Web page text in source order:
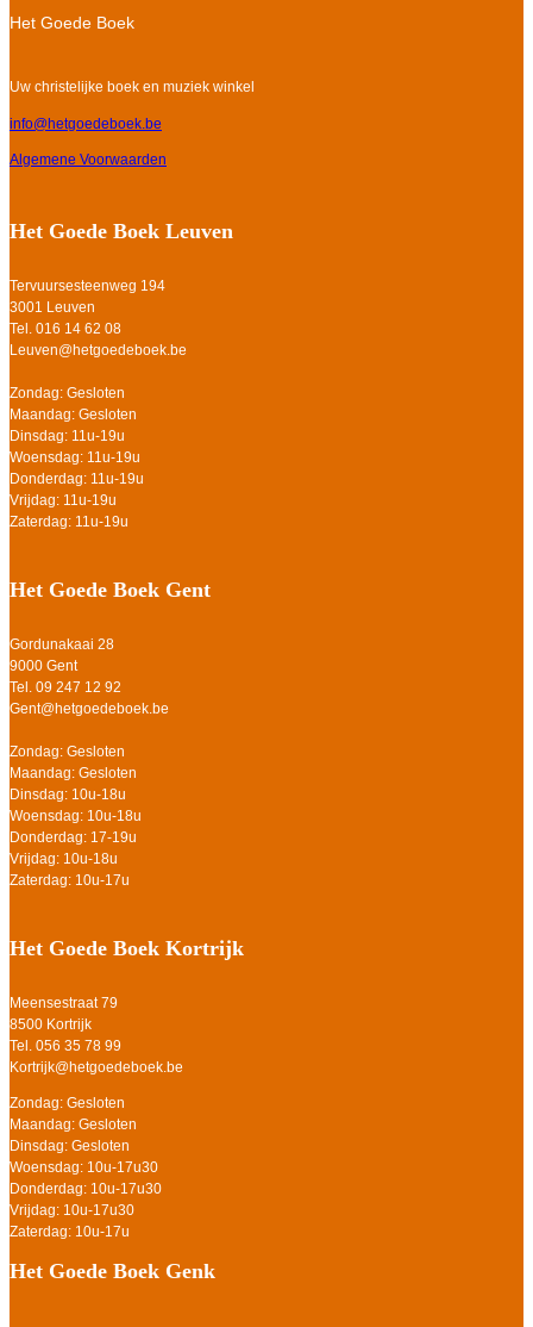
Het Goede Boek
Uw christelijke boek en muziek winkel
info@hetgoedeboek.be
Algemene Voorwaarden
Het Goede Boek Leuven
Tervuursesteenweg 194
3001 Leuven
Tel. 016 14 62 08
Leuven@hetgoedeboek.be
Zondag: Gesloten
Maandag: Gesloten
Dinsdag: 11u-19u
Woensdag: 11u-19u
Donderdag: 11u-19u
Vrijdag: 11u-19u
Zaterdag: 11u-19u
Het Goede Boek Gent
Gordunakaai 28
9000 Gent
Tel. 09 247 12 92
Gent@hetgoedeboek.be
Zondag: Gesloten
Maandag: Gesloten
Dinsdag: 10u-18u
Woensdag: 10u-18u
Donderdag: 17-19u
Vrijdag: 10u-18u
Zaterdag: 10u-17u
Het Goede Boek Kortrijk
Meensestraat 79
8500 Kortrijk
Tel. 056 35 78 99
Kortrijk@hetgoedeboek.be
Zondag: Gesloten
Maandag: Gesloten
Dinsdag: Gesloten
Woensdag: 10u-17u30
Donderdag: 10u-17u30
Vrijdag: 10u-17u30
Zaterdag: 10u-17u
Het Goede Boek Genk